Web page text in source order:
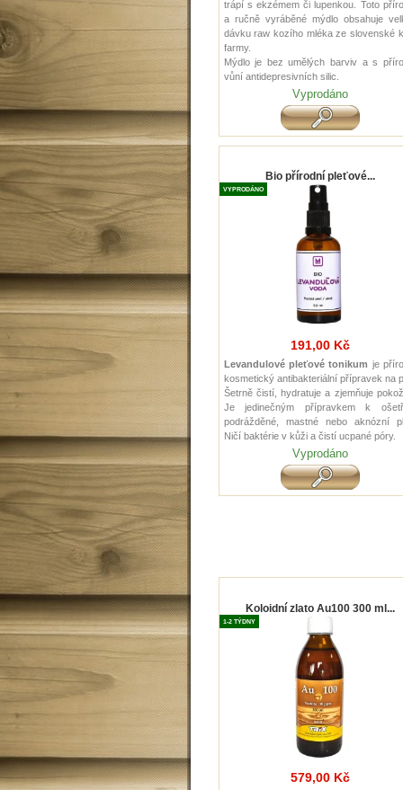
trápí s ekzémem či lupenkou. Toto
a ručně vyráběné mýdlo obsahuje
dávku raw kozího mléka ze slovenské
farmy.
Mýdlo je bez umělých barviv a s
vůní antidepresivních silic.
Vyprodáno
Bio přírodní pleťové...
VYPRODÁNO
191,00 Kč
Levandulové pleťové tonikum je
kosmetický antibakteriální přípravek na
Šetrně čistí, hydratuje a zjemňuje
Je jedinečným přípravkem k
podrážděné, mastné nebo aknózní
Ničí baktérie v kůži a čistí ucpané póry.
Vyprodáno
Koloidní zlato Au100 300 ml...
1-2 TÝDNY
579,00 Kč